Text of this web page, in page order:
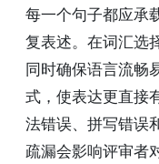
每一个句子都应承
复表述。在词汇选
同时确保语言流畅
式，使表达更直接
法错误、拼写错误
疏漏会影响评审者